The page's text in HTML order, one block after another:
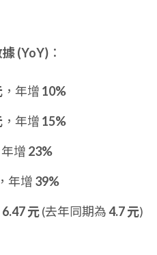
(YoY) ：
，年增 10%
，年增 15%
年增 23%
，年增 39%
6.47 元(去年同期為4.7 元)